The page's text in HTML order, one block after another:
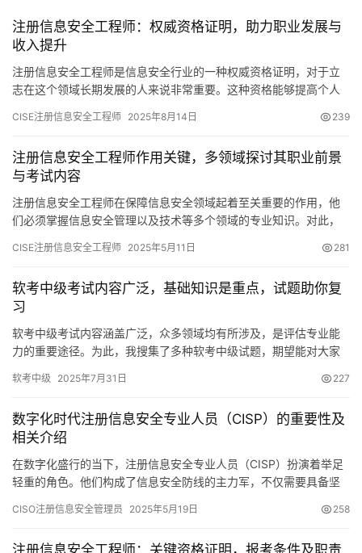
注册信息安全工程师：权威资格证明，助力职业发展与
收入提升
注册信息安全工程师是信息安全行业的一种权威资格证明，对于立
志在这个领域长期发展的人来说非常重要。这种资格能够提高个人
CISE注册信息安全工程师 2025年8月14日 239
注册信息安全工程师作用关键，多领域探讨其职业前景
与考试内容
注册信息安全工程师在保障信息安全领域起着至关重要的作用，他
们必须掌握信息安全管理以及技术等多个领域的专业知识。对此，
CISE注册信息安全工程师 2025年5月11日 281
软考中级考试内容广泛，基础知识是重点，试题助你复
习
软考中级考试内容涵盖广泛，众多领域均有所涉及，是评估专业能
力的重要途径。为此，我搜集了多种软考中级试题，期望能对大家
软考中级 2025年7月31日 227
数字化时代注册信息安全专业人员（CISP）的重要性及
相关介绍
在数字化盛行的当下，注册信息安全专业人员（CISP）扮演着举足
轻重的角色。他们构成了信息安全防线的主力军，不仅需要具备坚
CISO注册信息安全管理员 2025年5月19日 258